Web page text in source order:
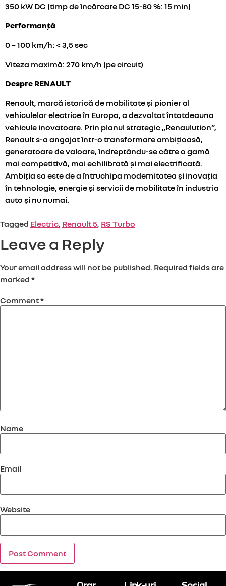
350 kW DC (timp de încărcare DC 15-80 %: 15 min)
Performanță
0 – 100 km/h: < 3,5 sec
Viteza maximă: 270 km/h (pe circuit)
Despre RENAULT
Renault, marcă istorică de mobilitate și pionier al
vehiculelor electrice în Europa, a dezvoltat întotdeauna
vehicule inovatoare. Prin planul strategic „Renaulution”,
Renault s-a angajat într-o transformare ambițioasă,
generatoare de valoare, îndreptându-se către o gamă
mai competitivă, mai echilibrată și mai electrificată.
Ambiția sa este de a întruchipa modernitatea și inovația
în tehnologie, energie și servicii de mobilitate în industria
auto și nu numai.
Tagged Electric, Renault 5, RS Turbo
Leave a Reply
Your email address will not be published. Required fields are
marked *
Comment*
Name
Email
Website